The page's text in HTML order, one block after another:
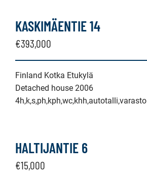
KASKIMÄENTIE 14
€393,000
Finland Kotka Etukylä
Detached house 2006
4h,k,s,ph,kph,wc,khh,autotalli,varasto
HALTIJANTIE 6
€15,000